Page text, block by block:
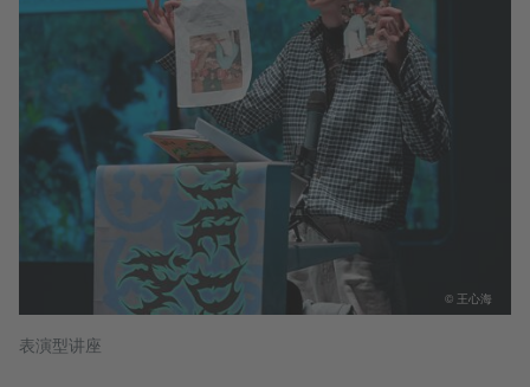
表演型讲座
© 王心海